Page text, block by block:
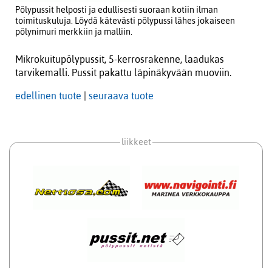
Pölypussit helposti ja edullisesti suoraan kotiin ilman
toimituskuluja. Löydä kätevästi pölypussi lähes jokaiseen
pölynimuri merkkiin ja malliin.
Mikrokuitupölypussit, 5-kerrosrakenne, laadukas
tarvikemalli. Pussit pakattu läpinäkyvään muoviin.
edellinen tuote seuraava tuote
liikkeet